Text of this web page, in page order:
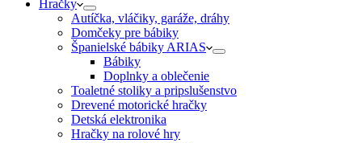
Hračky
Autíčka, vláčiky, garáže, dráhy
Domčeky pre bábiky
Španielské bábiky ARIAS
Bábiky
Doplnky a oblečenie
Toaletné stoliky a pripslušenstvo
Drevené motorické hračky
Detská elektronika
Hračky na rolové hry